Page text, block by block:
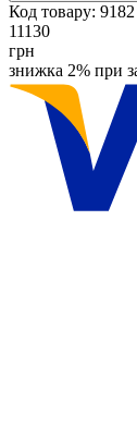
Код товару: 9182
11130
грн
знижка 2% при